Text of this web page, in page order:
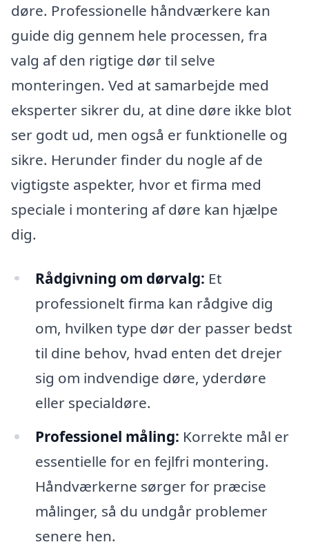
døre. Professionelle håndværkere kan
guide dig gennem hele processen, fra
valg af den rigtige dør til selve
monteringen. Ved at samarbejde med
eksperter sikrer du, at dine døre ikke blot
ser godt ud, men også er funktionelle og
sikre. Herunder finder du nogle af de
vigtigste aspekter, hvor et firma med
speciale i montering af døre kan hjælpe
dig.
Rådgivning om dørvalg: Et
professionelt firma kan rådgive dig
om, hvilken type dør der passer bedst
til dine behov, hvad enten det drejer
sig om indvendige døre, yderdøre
eller specialdøre.
Professionel måling: Korrekte mål er
essentielle for en fejlfri montering.
Håndværkerne sørger for præcise
målinger, så du undgår problemer
senere hen.